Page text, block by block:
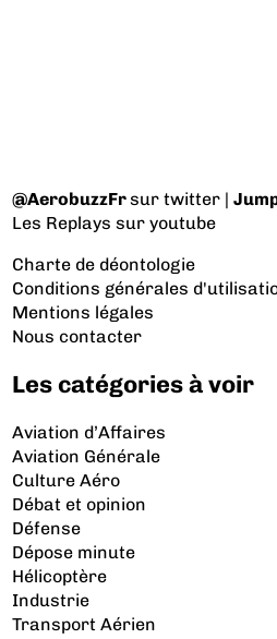
@AerobuzzFrsur twitter |
Les Replays sur youtube
Charte de déontologie
Conditions générales
Mentions légales
Nous contacter
Les catégories à voir
Aviation d’Affaires
Aviation Générale
Culture Aéro
Débat et opinion
Défense
Dépose minute
Hélicoptère
Industrie
Transport Aérien